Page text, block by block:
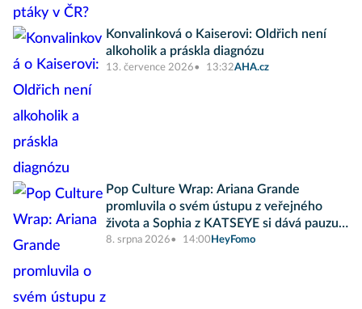
Konvalinková o Kaiserovi: Oldřich není
alkoholik a práskla diagnózu
13. července 2026 13:32AHA.cz
Pop Culture Wrap: Ariana Grande
promluvila o svém ústupu z veřejného
života a Sophia z KATSEYE si dává pauzu
od skupiny
8. srpna 2026 14:00 HeyFomo